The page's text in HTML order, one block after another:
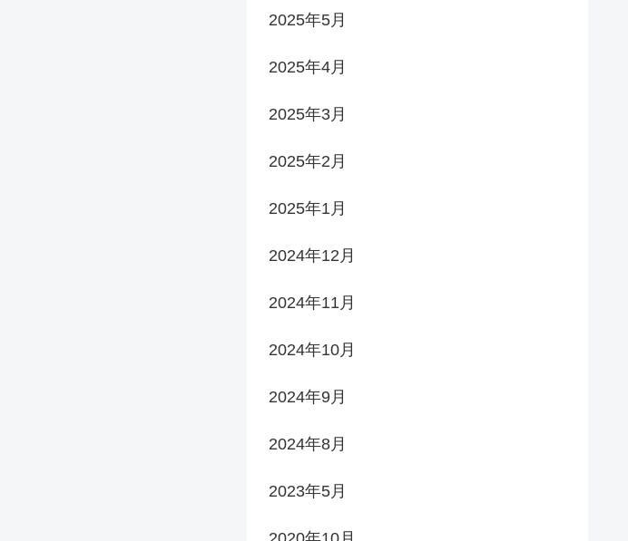
2025年5月
2025年4月
2025年3月
2025年2月
2025年1月
2024年12月
2024年11月
2024年10月
2024年9月
2024年8月
2023年5月